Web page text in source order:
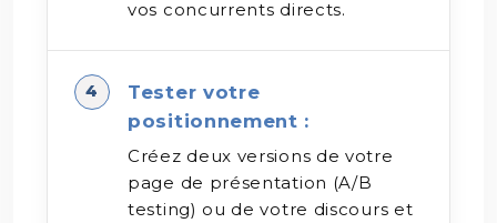
vos concurrents directs.
Tester votre
positionnement :
Créez deux versions de votre
page de présentation (A/B
testing) ou de votre discours et